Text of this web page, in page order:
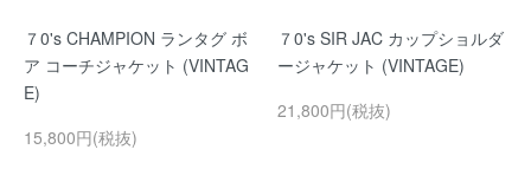
７0's CHAMPION ランタグ ボ
ア コーチジャケット (VINTAG
E)
15,800円(税抜)
７0's SIR JAC カップショルダ
ージャケット (VINTAGE)
21,800円(税抜)